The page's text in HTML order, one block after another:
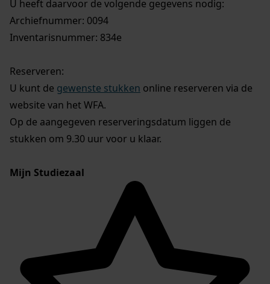
U heeft daarvoor de volgende gegevens nodig:
Archiefnummer: 0094
Inventarisnummer: 834e
Reserveren:
U kunt de gewenste stukken online reserveren via de
website van het WFA.
Op de aangegeven reserveringsdatum liggen de
stukken om 9.30 uur voor u klaar.
Mijn Studiezaal